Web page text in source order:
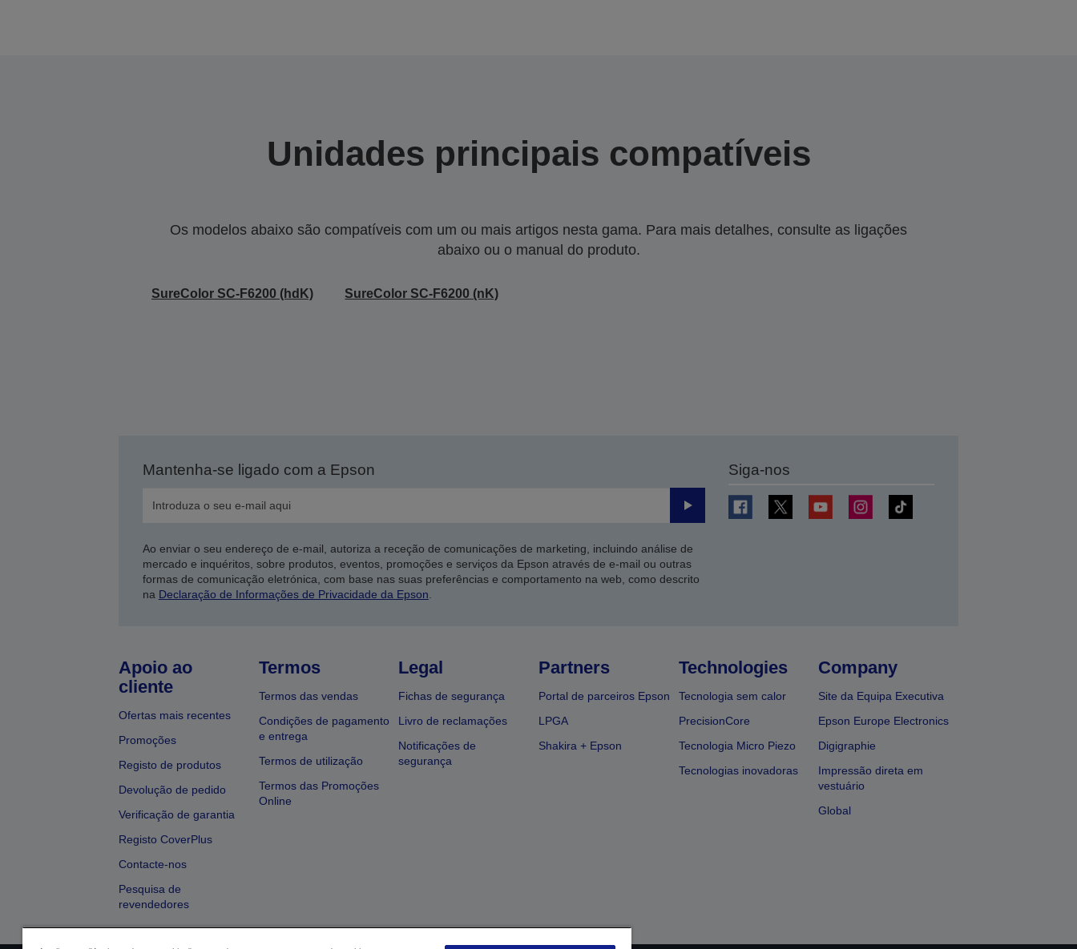
Unidades principais compatíveis
Os modelos abaixo são compatíveis com um ou mais artigos nesta gama. Para mais detalhes, consulte as ligações
abaixo ou o manual do produto.
SureColor SC-F6200 (hdK) SureColor SC-F6200 (nK)
Mantenha-se ligado com a Epson
Enviar
Ao enviar o seu endereço de e-mail, autoriza a receção de comunicações de marketing, incluindo análise de
mercado e inquéritos, sobre produtos, eventos, promoções e serviços da Epson através de e-mail ou outras
formas de comunicação eletrónica, com base nas suas preferências e comportamento na web, como descrito
na Declaração de Informações de Privacidade da Epson
Siga-nos
Apoio ao
cliente
Ofertas mais recentes
Promoções
Registo de produtos
Devolução de pedido
Verificação de garantia
Registo CoverPlus
Contacte-nos
Pesquisa de
revendedores
Termos
Termos das vendas
Condições de pagamento
e entrega
Termos de utilização
Termos das Promoções
Online
Legal
Fichas de segurança
Livro de reclamações
Notificações de
segurança
Partners
Portal de parceiros Epson
LPGA
Shakira + Epson
Technologies
Tecnologia sem calor
PrecisionCore
Tecnologia Micro Piezo
Tecnologias inovadoras
Company
Site da Equipa Executiva
Epson Europe Electronics
Digigraphie
Impressão direta em
vestuário
Global